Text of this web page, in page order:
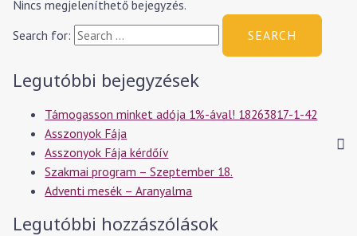
Nincs megjeleníthető bejegyzés.
Search for:
Legutóbbi bejegyzések
Támogasson minket adója 1%-ával! 18263817-1-42
Asszonyok Fája
Asszonyok Fája kérdőív
Szakmai program – Szeptember 18.
Adventi mesék – Aranyalma
Legutóbbi hozzászólások